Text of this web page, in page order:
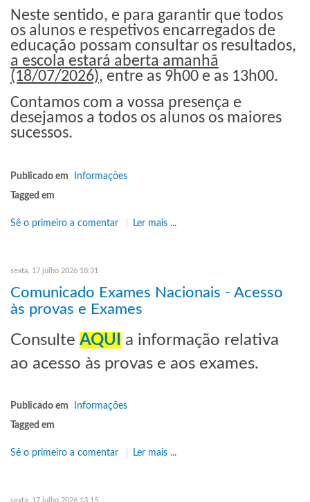
Neste sentido, e para garantir que todos
os alunos e respetivos encarregados de
educação possam consultar os resultados,
a escola estará aberta amanhã
(18/07/2026), entre as 9h00 e as 13h00.
Contamos com a vossa presença e
desejamos a todos os alunos os maiores
sucessos.
Publicado em
Informações
Tagged em
Sê o primeiro a comentar Ler mais ...
sexta, 17 julho 2026 18:31
Comunicado Exames Nacionais - Acesso
às provas e Exames
Consulte AQUI a informação relativa
ao acesso às provas e aos exames.
Publicado em
Informações
Tagged em
Sê o primeiro a comentar Ler mais ...
sexta, 17 julho 2026 13:15